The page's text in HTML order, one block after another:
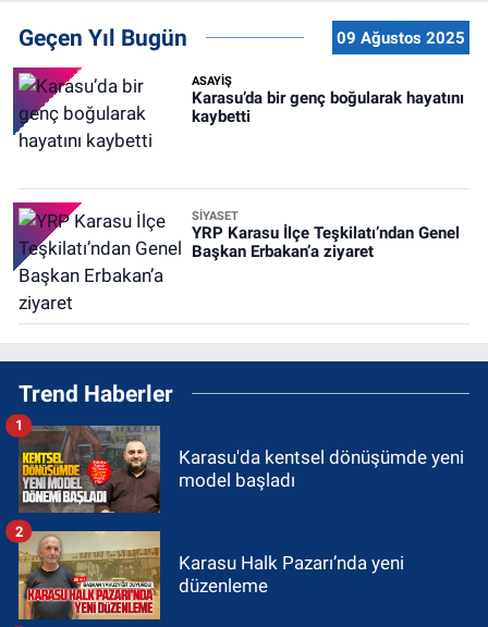
Geçen Yıl Bugün 09 Ağustos 2025
ASAYİŞ
Karasu’da bir genç boğularak hayatını
kaybetti
SİYASET
YRP Karasu İlçe Teşkilatı’ndan Genel
Başkan Erbakan’a ziyaret
Trend Haberler
Karasu'da kentsel dönüşümde yeni
model başladı
1
Karasu Halk Pazarı’nda yeni
düzenleme
2